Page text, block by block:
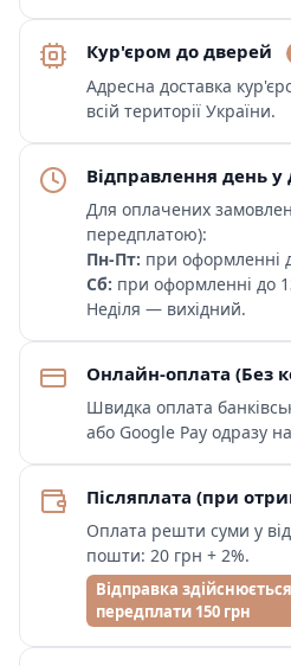
Кур'єром до дверей
Адресна доставка
всій території України.
Відправлення день у
Для оплачених
передплатою):
Пн-Пт: при оформленні
Сб: при оформленні до
Неділя — вихідний.
Онлайн-оплата (Без
Швидка оплата
або Google Pay одразу
Післяплата (при
Оплата решти суми у
пошти: 20 грн + 2%.
Відправка
передплати 150 грн